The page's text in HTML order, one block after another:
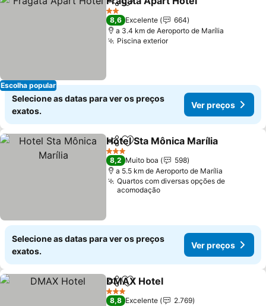
Escolha popular
PartilharAdicionar aos favoritos
2 Estrelas
8,6 Excelente
664
a 3.4 km de Aeroporto de Marília
Piscina exterior
Selecione as datas para ver os preços
exatos.
Ver preços
PartilharAdicionar aos favoritos
Hotel Sta Mônica Marília
3 Estrelas
8,2 Muito boa
598
a 5.5 km de Aeroporto de Marília
Quartos com diversas opções de
acomodação
Selecione as datas para ver os preços
exatos.
Ver preços
PartilharAdicionar aos favoritos
DMAX Hotel
3 Estrelas
8,8 Excelente
2.769